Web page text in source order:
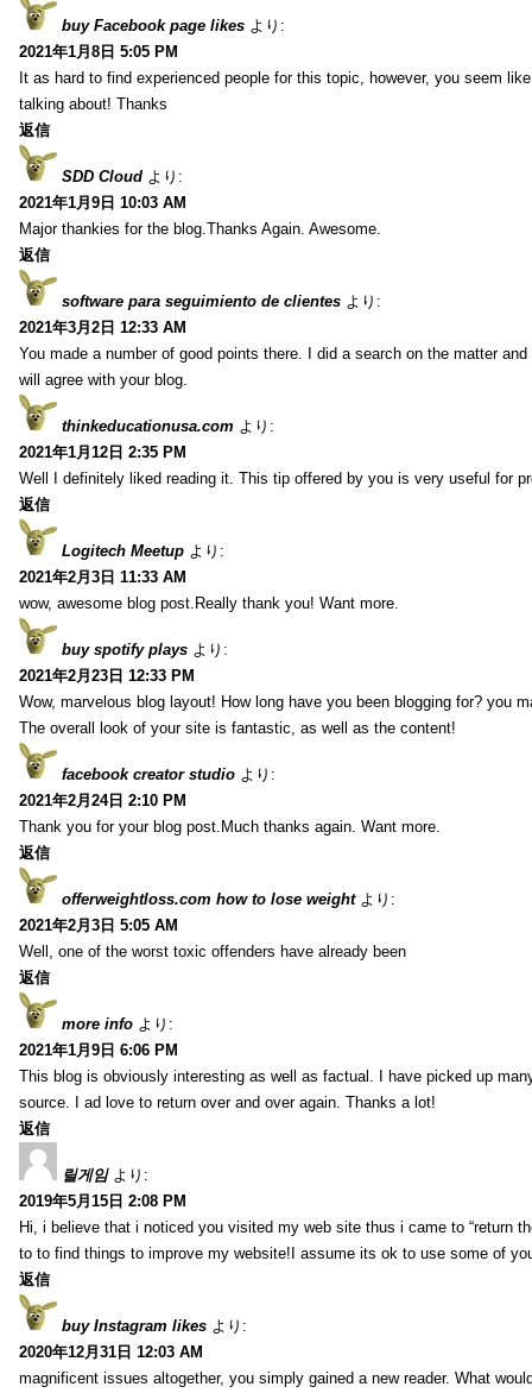
buy Facebook page likes より:
2021年1月8日 5:05 PM
It as hard to find experienced people for this topic, however, you seem
talking about! Thanks
返信
SDD Cloud より:
2021年1月9日 10:03 AM
Major thankies for the blog.Thanks Again. Awesome.
返信
software para seguimiento de clientes より:
2021年3月2日 12:33 AM
You made a number of good points there. I did a search on the matter
will agree with your blog.
thinkeducationusa.com より:
2021年1月12日 2:35 PM
Well I definitely liked reading it. This tip offered by you is very useful for
返信
Logitech Meetup より:
2021年2月3日 11:33 AM
wow, awesome blog post.Really thank you! Want more.
buy spotify plays より:
2021年2月23日 12:33 PM
Wow, marvelous blog layout! How long have you been blogging for? you
The overall look of your site is fantastic, as well as the content!
facebook creator studio より:
2021年2月24日 2:10 PM
Thank you for your blog post.Much thanks again. Want more.
返信
offerweightloss.com how to lose weight より:
2021年2月3日 5:05 AM
Well, one of the worst toxic offenders have already been
返信
more info より:
2021年1月9日 6:06 PM
This blog is obviously interesting as well as factual. I have picked up
source. I ad love to return over and over again. Thanks a lot!
返信
릴게임 より:
2019年5月15日 2:08 PM
Hi, i believe that i noticed you visited my web site thus i came to “return
to to find things to improve my website!I assume its ok to use some of
返信
buy Instagram likes より:
2020年12月31日 12:03 AM
magnificent issues altogether, you simply gained a new reader. What